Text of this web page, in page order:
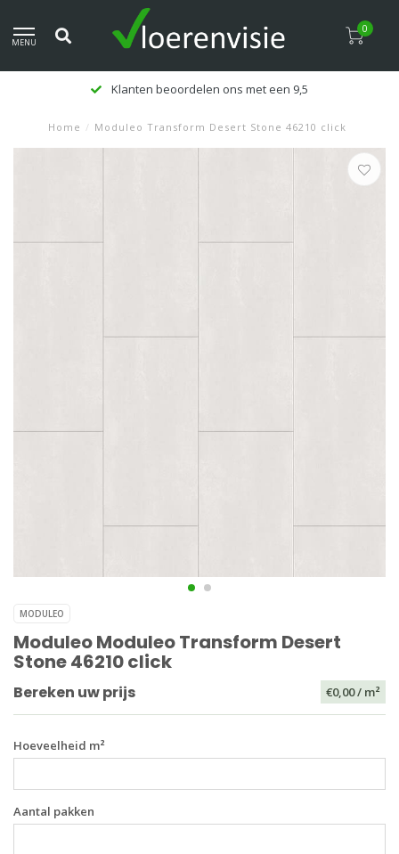
MENU
0
Klanten beoordelen ons met een 9,5
Home / Moduleo Transform Desert Stone 46210 click
MODULEO
Moduleo Moduleo Transform Desert
Stone 46210 click
Bereken uw prijs €0,00/ m²
Hoeveelheid m²
Aantal pakken